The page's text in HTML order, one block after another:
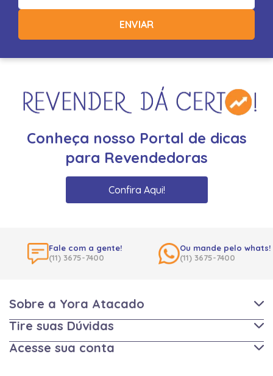
ENVIAR
Conheça nosso Portal de dicas
para Revendedoras
Confira Aqui!
Fale com a gente!
(11) 3675-7400
Ou mande pelo whats!
(11) 3675-7400
Sobre a Yora Atacado
Tire suas Dúvidas
Acesse sua conta